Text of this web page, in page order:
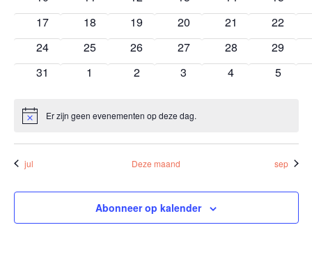
bijeenkomstbijeenkomstbijeenkomstbijeenkomstbijeenkomst
0
bijeenkomst
17
0
bijeenkomst
18
0
bijeenkomst
19
0
bijeenkomst
20
0
bijeenkomst
21
0
22
0
bijeenkomst
24
0
bijeenkomst
25
0
bijeenkomst
26
0
bijeenkomst
27
0
bijeenkomst
28
0
29
0
31
0
1
0
2
0
3
0
4
0
5
BerichtEr zijn geen evenementen op deze dag.
jul Deze maand sep
Abonneer op kalender